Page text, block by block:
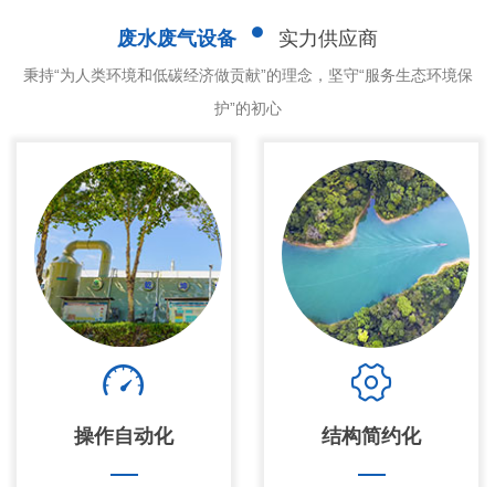
废水废气设备 实力供应商
秉持“为人类环境和低碳经济做贡献”的理念，坚守“服务生态环境保
护”的初心
操作自动化 结构简约化